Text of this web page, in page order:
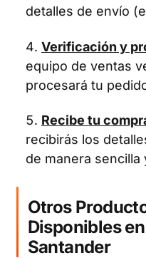
detalles de envío
Verificación y
equipo de ventas
procesará tu
Recibe tu
recibirás los
de manera sencilla
Otros
Disponibles
Santander